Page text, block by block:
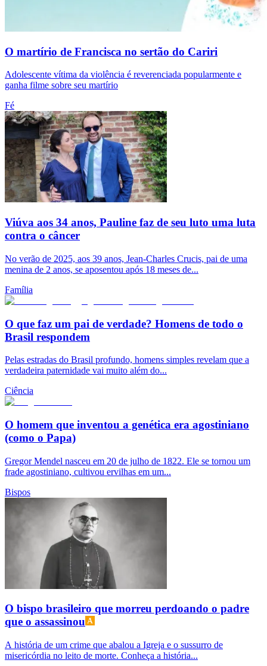
O martírio de Francisca no sertão do Cariri
Adolescente vítima da violência é reverenciada popularmente e
ganha filme sobre seu martírio
Fé
Viúva aos 34 anos, Pauline faz de seu luto uma luta
contra o câncer
No verão de 2025, aos 39 anos, Jean-Charles Crucis, pai de uma
menina de 2 anos, se aposentou após 18 meses de...
Família
O que faz um pai de verdade? Homens de todo o
Brasil respondem
Pelas estradas do Brasil profundo, homens simples revelam que a
verdadeira paternidade vai muito além do...
Ciência
O homem que inventou a genética era agostiniano
(como o Papa)
Gregor Mendel nasceu em 20 de julho de 1822. Ele se tornou um
frade agostiniano, cultivou ervilhas em um...
Bispos
O bispo brasileiro que morreu perdoando o padre
que o assassinou
A história de um crime que abalou a Igreja e o sussurro de
misericórdia no leito de morte. Conheça a história...